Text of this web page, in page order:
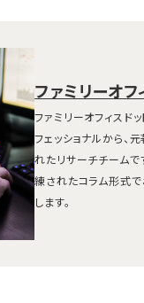
ファミリーオ
ファミリーオフィスド
フェッショナルから、
れたリサーチチーム
練されたコラム形式で
します。